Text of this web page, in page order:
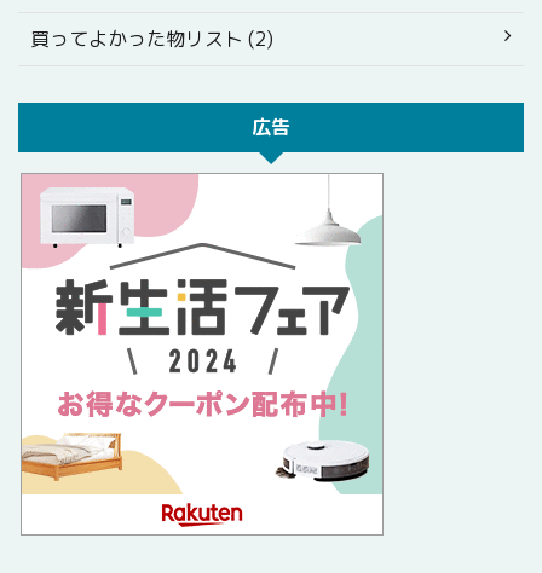
買ってよかった物リスト (2)
広告